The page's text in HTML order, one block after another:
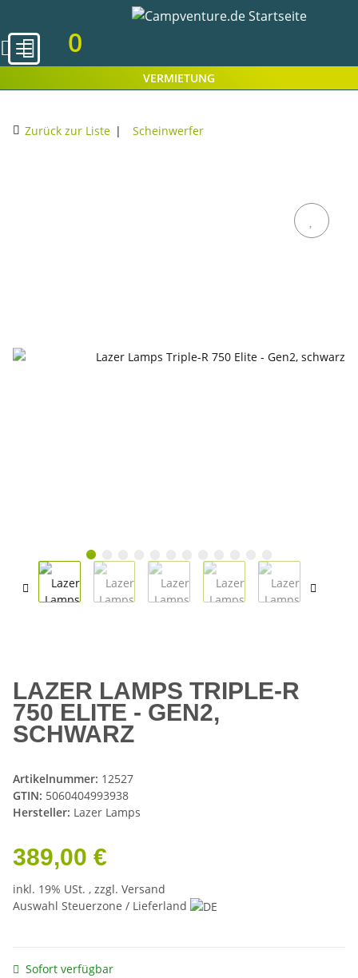
0
VERMIETUNG
Zurück zur Liste Scheinwerfer
LAZER LAMPS TRIPLE-R
750 ELITE - GEN2,
SCHWARZ
Artikelnummer: 12527
GTIN: 5060404993938
Hersteller: Lazer Lamps
389,00 €
inkl. 19% USt. , zzgl. Versand
Auswahl Steuerzone / Lieferland
Sofort verfügbar